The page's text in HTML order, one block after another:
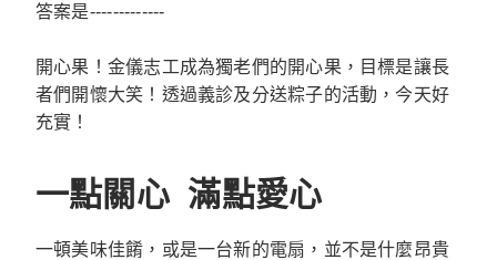
答案是-------------
開心果！金儀志工成為獨老們的開心果，目標是讓長
者們開懷大笑！透過義診及分送粽子的活動，今天好
充實！
一點關心 滿點愛心
一頓美味佳餚，或是一台新的電扇，並不是什麼昂貴